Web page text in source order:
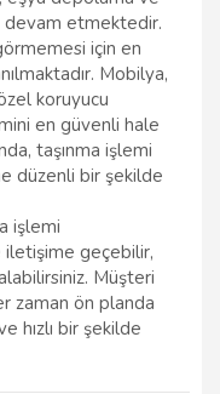
devam etmektedir.
görmemesi için en
Mobilya,
koruyucu
en güvenli hale
taşınma işlemi
düzenli bir şekilde
işlemi
iletişime geçebilir,
Müşteri
zaman ön planda
hızlı bir şekilde